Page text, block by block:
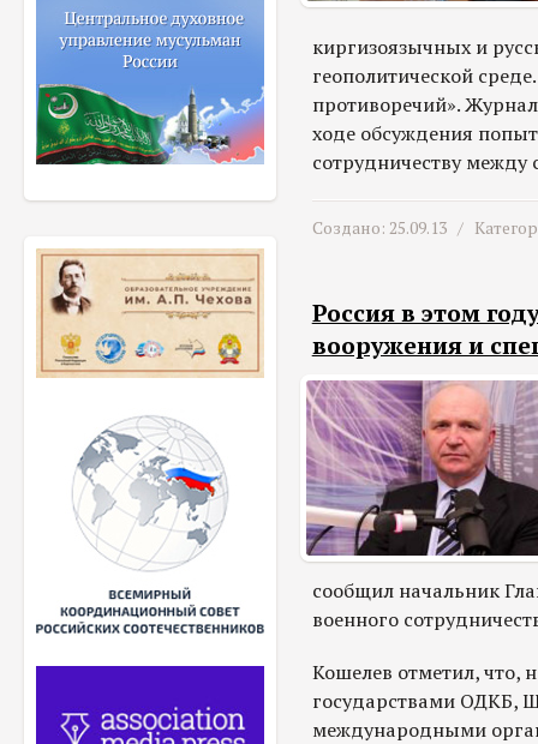
киргизоязычных и
геополитической
противоречий».
ходе обсуждения
сотрудничеству
Создано: 25.09.13 /
Россия в этом
вооружения и
сообщил начальник
военного
Кошелев отметил, что,
государствами ОДКБ,
международными